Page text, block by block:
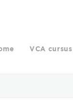
VCA cursus